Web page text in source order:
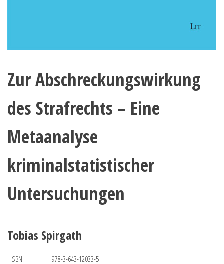
Zur Abschreckungswirkung
des Strafrechts – Eine
Metaanalyse
kriminalstatistischer
Untersuchungen
Tobias Spirgath
ISBN
978-3-643-12033-5